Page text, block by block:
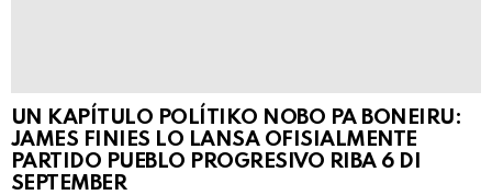
UN KAPÍTULO POLÍTIKO NOBO PA BONEIRU:
JAMES FINIES LO LANSA OFISIALMENTE
PARTIDO PUEBLO PROGRESIVO RIBA 6 DI
SEPTEMBER